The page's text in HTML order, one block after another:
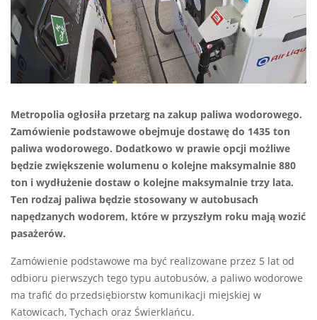
Metropolia ogłosiła przetarg na zakup paliwa wodorowego.
Zamówienie podstawowe obejmuje dostawę do 1435 ton
paliwa wodorowego. Dodatkowo w prawie opcji możliwe
będzie zwiększenie wolumenu o kolejne maksymalnie 880
ton i wydłużenie dostaw o kolejne maksymalnie trzy lata.
Ten rodzaj paliwa będzie stosowany w autobusach
napędzanych wodorem, które w przyszłym roku mają wozić
pasażerów.
Zamówienie podstawowe ma być realizowane przez 5 lat od
odbioru pierwszych tego typu autobusów, a paliwo wodorowe
ma trafić do przedsiębiorstw komunikacji miejskiej w
Katowicach, Tychach oraz Świerklańcu.